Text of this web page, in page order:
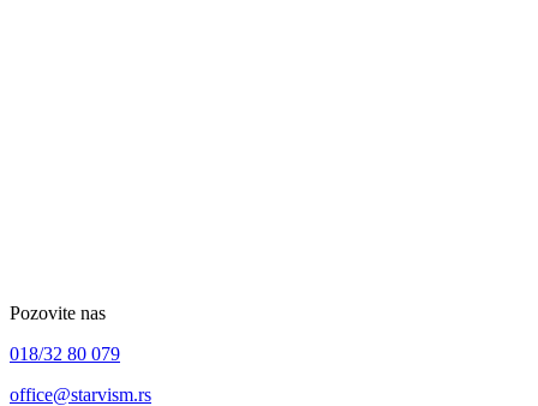
Pozovite nas
018/32 80 079
office@starvism.rs